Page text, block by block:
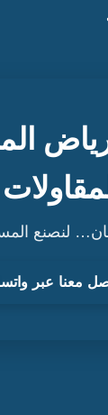
لنصنع
معنا عبر